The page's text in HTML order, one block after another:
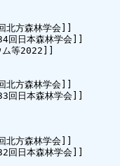
方森林学会]]
日本森林学会]]
等2022]]
方森林学会]]
日本森林学会]]
方森林学会]]
日本森林学会]]